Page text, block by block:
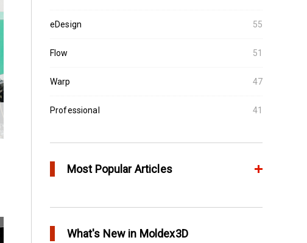
eDesign 55
Flow 51
Warp 47
Professional 41
Most Popular Articles
in Top Story
What's New in Moldex3D